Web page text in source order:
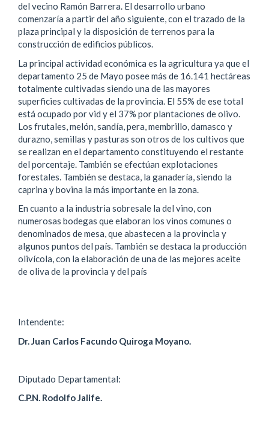
del vecino Ramón Barrera. El desarrollo urbano
comenzaría a partir del año siguiente, con el trazado de la
plaza principal y la disposición de terrenos para la
construcción de edificios públicos.
La principal actividad económica es la agricultura ya que el
departamento 25 de Mayo posee más de 16.141 hectáreas
totalmente cultivadas siendo una de las mayores
superficies cultivadas de la provincia. El 55% de ese total
está ocupado por vid y el 37% por plantaciones de olivo.
Los frutales, melón, sandía, pera, membrillo, damasco y
durazno, semillas y pasturas son otros de los cultivos que
se realizan en el departamento constituyendo el restante
del porcentaje. También se efectúan explotaciones
forestales. También se destaca, la ganadería, siendo la
caprina y bovina la más importante en la zona.
En cuanto a la industria sobresale la del vino, con
numerosas bodegas que elaboran los vinos comunes o
denominados de mesa, que abastecen a la provincia y
algunos puntos del país. También se destaca la producción
olivícola, con la elaboración de una de las mejores aceite
de oliva de la provincia y del país
Intendente:
Dr. Juan Carlos Facundo Quiroga Moyano.
Diputado Departamental:
C.P.N. Rodolfo Jalife.